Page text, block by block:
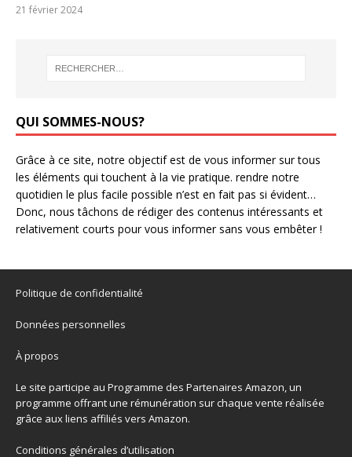
21 février 2024
QUI SOMMES-NOUS?
Grâce à ce site, notre objectif est de vous informer sur tous
les éléments qui touchent à la vie pratique. rendre notre
quotidien le plus facile possible n’est en fait pas si évident…
Donc, nous tâchons de rédiger des contenus intéressants et
relativement courts pour vous informer sans vous embêter !
Politique de confidentialité
Données personnelles
À propos
Le site participe au Programme des Partenaires Amazon, un
programme offrant une rémunération sur chaque vente réalisée
grâce aux liens affiliés vers Amazon.
Conditions générales d’utilisation